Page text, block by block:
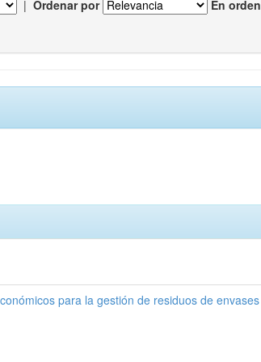
| Ordenar por En orden
para la gestión de residuos de envases